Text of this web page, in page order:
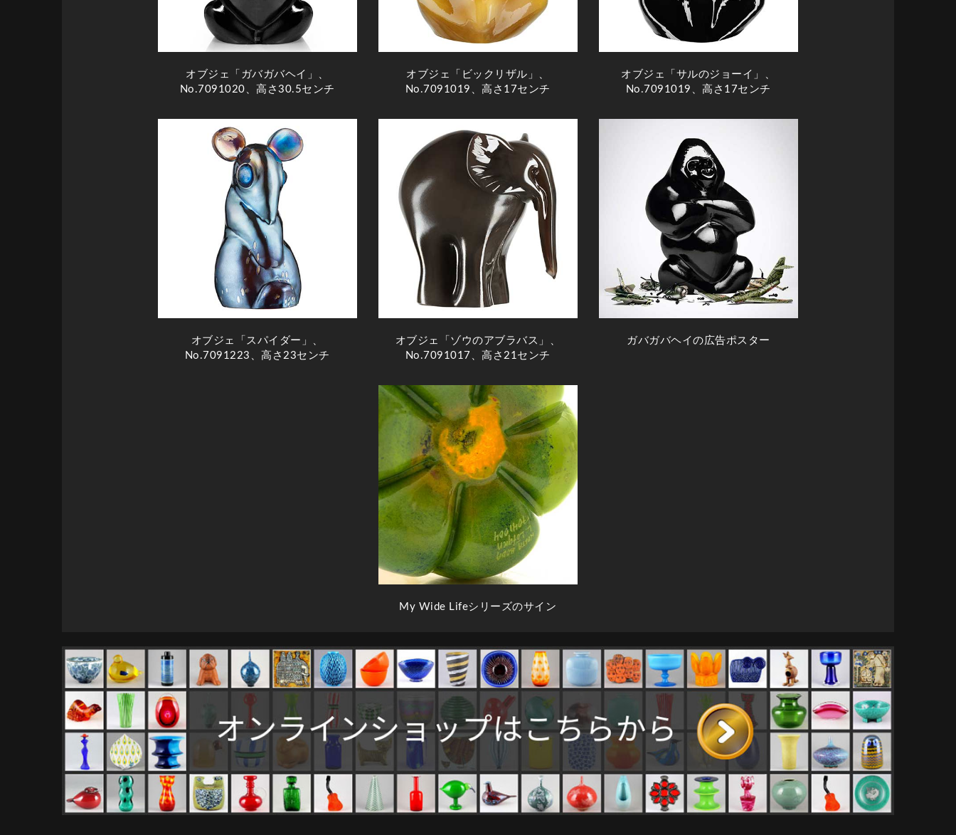
オブジェ「ガバガバヘイ」、
No.7091020、高さ30.5センチ
オブジェ「ビックリザル」、
No.7091019、高さ17センチ
オブジェ「サルのジョーイ」、
No.7091019、高さ17センチ
オブジェ「スパイダー」、
No.7091223、高さ23センチ
オブジェ「ゾウのアブラバス」、
No.7091017、高さ21センチ
ガバガバヘイの広告ポスター
My Wide Lifeシリーズのサイン